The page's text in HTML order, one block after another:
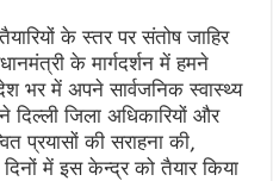
के स्तर पर संतोष जाहिर
के मार्गदर्शन में हमने
भर में अपने सार्वजनिक स्वास्थ्य
दिल्ली जिला अधिकारियों और
प्रयासों की सराहना की,
में इस केन्द्र को तैयार किया